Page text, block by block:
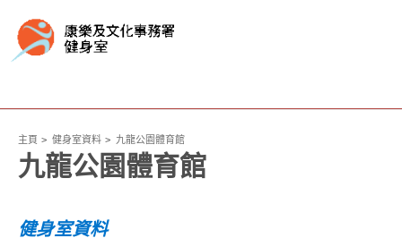
主頁 健身室資料 九龍公園體育館
九龍公園體育館
健身室資料